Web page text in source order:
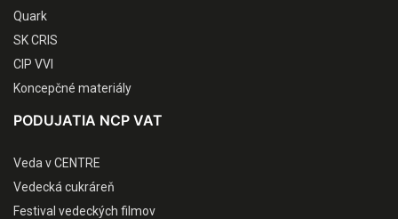
Quark
SK CRIS
CIP VVI
Koncepčné materiály
PODUJATIA NCP VAT
Veda v CENTRE
Vedecká cukráreň
Festival vedeckých filmov